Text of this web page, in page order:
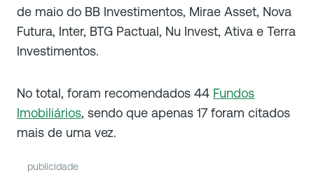
de maio do BB Investimentos, Mirae Asset, Nova
Futura, Inter, BTG Pactual, Nu Invest, Ativa e Terra
Investimentos.
No total, foram recomendados 44 Fundos
Imobiliários, sendo que apenas 17 foram citados
mais de uma vez.
publicidade